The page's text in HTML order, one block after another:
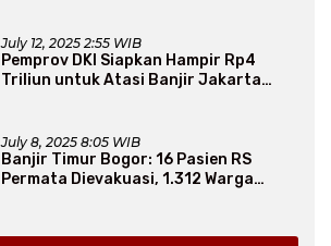
July 12, 2025 2:55 WIB
Pemprov DKI Siapkan Hampir Rp4
Triliun untuk Atasi Banjir Jakarta
July 8, 2025 8:05 WIB
Banjir Timur Bogor: 16 Pasien RS
Permata Dievakuasi, 1.312 Warga